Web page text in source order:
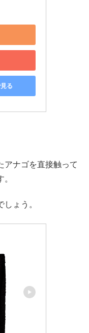
る
アナゴを直接触って
ょう。